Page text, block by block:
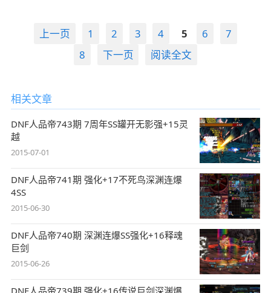
上一页 1 2 3 4 5 6
7
8
下一页 阅读全文
相关文章
DNF人品帝743期 7周年SS罐开无影强+15灵
越
2015-07-01
DNF人品帝741期 强化+17不死鸟深渊连爆
4SS
2015-06-30
DNF人品帝740期 深渊连爆SS强化+16释魂
巨剑
2015-06-26
DNF人品帝739期 强化+16传说巨剑深渊爆